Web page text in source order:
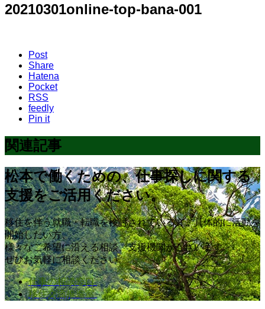
20210301online-top-bana-001
Post
Share
Hatena
Pocket
RSS
feedly
Pin it
関連記事
松本で働くための、仕事探しに関する
支援をご活用ください。
移住を伴う就職・転職を検討されている方、具体的に活動を
開始したい方、
様々なご希望に沿える相談、支援機関がございます。
ぜひお気軽に相談ください。
仕事の相談窓口
移住交流推進室